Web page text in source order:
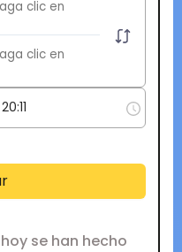
se han hecho